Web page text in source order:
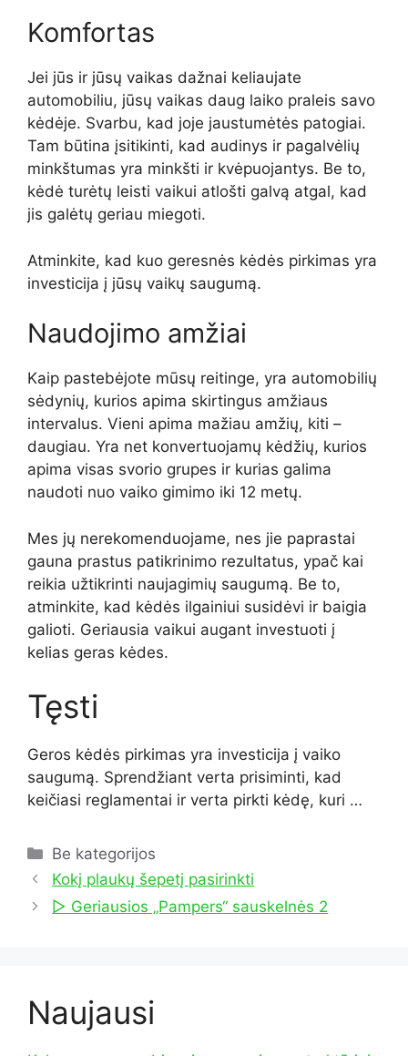
Komfortas
Jei jūs ir jūsų vaikas dažnai keliaujate
automobiliu, jūsų vaikas daug laiko praleis savo
kėdėje. Svarbu, kad joje jaustumėtės patogiai.
Tam būtina įsitikinti, kad audinys ir pagalvėlių
minkštumas yra minkšti ir kvėpuojantys. Be to,
kėdė turėtų leisti vaikui atlošti galvą atgal, kad
jis galėtų geriau miegoti.
Atminkite, kad kuo geresnės kėdės pirkimas yra
investicija į jūsų vaikų saugumą.
Naudojimo amžiai
Kaip pastebėjote mūsų reitinge, yra automobilių
sėdynių, kurios apima skirtingus amžiaus
intervalus. Vieni apima mažiau amžių, kiti –
daugiau. Yra net konvertuojamų kėdžių, kurios
apima visas svorio grupes ir kurias galima
naudoti nuo vaiko gimimo iki 12 metų.
Mes jų nerekomenduojame, nes jie paprastai
gauna prastus patikrinimo rezultatus, ypač kai
reikia užtikrinti naujagimių saugumą. Be to,
atminkite, kad kėdės ilgainiui susidėvi ir baigia
galioti. Geriausia vaikui augant investuoti į
kelias geras kėdes.
Tęsti
Geros kėdės pirkimas yra investicija į vaiko
saugumą. Sprendžiant verta prisiminti, kad
keičiasi reglamentai ir verta pirkti kėdę, kuri …
Kategorijos
Be kategorijos
Kokį plaukų šepetį pasirinkti
▷ Geriausios „Pampers“ sauskelnės 2
Naujausi